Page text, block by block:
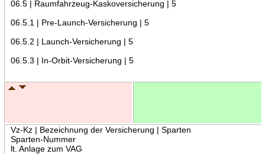
06.5 | Raumfahrzeug-Kaskoversicherung | 5
06.5.1 | Pre-Launch-Versicherung | 5
06.5.2 | Launch-Versicherung | 5
06.5.3 | In-Orbit-Versicherung | 5
Vz-Kz | Bezeichnung der Versicherung | Sparten
Sparten-Nummer
lt. Anlage zum VAG